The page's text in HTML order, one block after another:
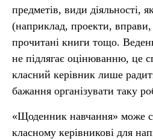
предметів, види діяльності,
(наприклад, проекти, вправи,
прочитані книги тощо.
не підлягає оцінюванню, це
класний керівник лише
бажання організувати таку
«Щоденник навчання» може
класному керівникові для